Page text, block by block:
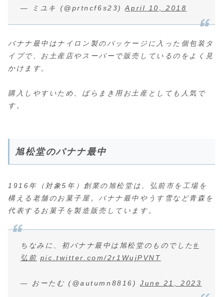
— ミユキ (@prtncf6s23)April 10, 2018
バナナ最中はナイロン製のパッケージに入った個包装タ
イプで、お土産店やスーパーで販売しているのをよく見
かけます。
購入しやすいため、ばらまき用お土産としても人気で
す。
旭松堂のバナナ最中
1916年（対象5年）創業の旭松堂は、弘前市を工場を
構える老舗のお菓子屋。バナナ最中やうす雪など青森を
代表するお菓子を製造販売しています。
ちなみに、初バナナ最中は旭松堂のものでした#
弘前 pic.twitter.com/2r1WujPVNT
— おーたむ (@autumn8816) June 21, 2023